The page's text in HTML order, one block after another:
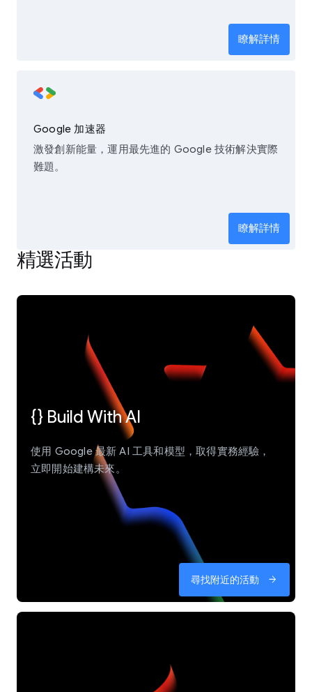
瞭解詳情
Google 加速器
激發創新能量，運用最先進的 Google 技術解決實際
難題。
瞭解詳情
精選活動
{} Build With AI
使用 Google 最新 AI 工具和模型，取得實務經驗，
立即開始建構未來。
尋找附近的活動 arrow_forward